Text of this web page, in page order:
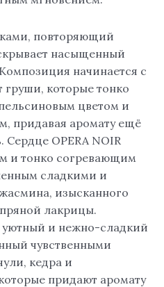
повторяющий
насыщенный
начинается с
груши, которые тонко
цветом и
придавая аромату ещё
Сердце OPERA NOIR
и тонко согревающим
сладкими и
изысканного
лакрицы.
уютный и нежно-сладкий
чувственными
кедра и
придают аромату